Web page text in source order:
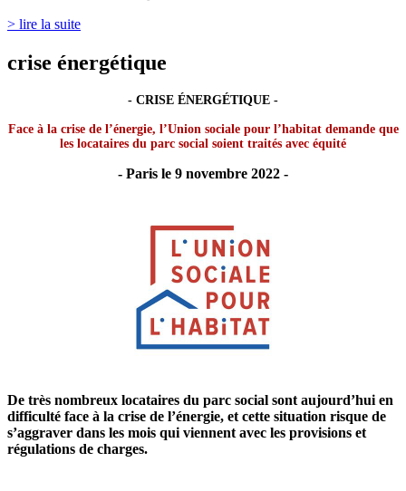
> lire la suite
crise énergétique
- CRISE ÉNERGÉTIQUE -
Face à la crise de l’énergie, l’Union sociale pour l’habitat demande que
les locataires du parc social soient traités avec équité
- Paris le 9 novembre 2022 -
De très nombreux locataires du parc social sont aujourd’hui en
difficulté face à la crise de l’énergie, et cette situation risque de
s’aggraver dans les mois qui viennent avec les provisions et
régulations de charges.